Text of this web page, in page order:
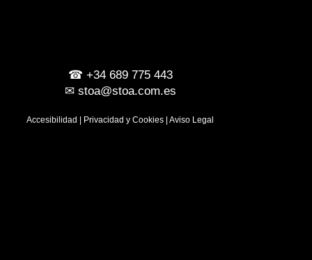
☎ +34 689 775 443
✉ stoa@stoa.com.es
Accesibilidad Privacidad y Cookies |Aviso Legal